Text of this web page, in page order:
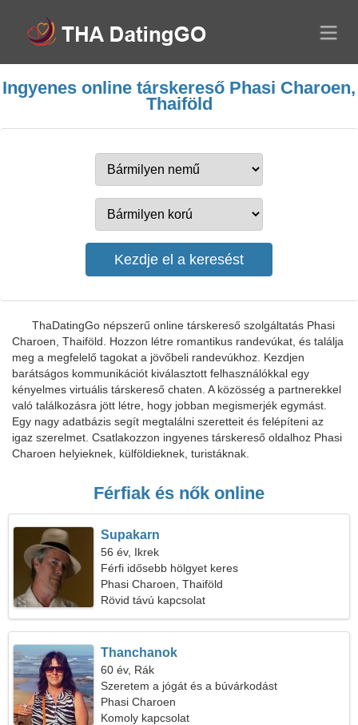
Ingyenes online társkereső Phasi Charoen,
Thaiföld
ThaDatingGo népszerű online társkereső szolgáltatás Phasi
Charoen, Thaiföld. Hozzon létre romantikus randevúkat, és találja
meg a megfelelő tagokat a jövőbeli randevúkhoz. Kezdjen
barátságos kommunikációt kiválasztott felhasználókkal egy
kényelmes virtuális társkereső chaten. A közösség a partnerekkel
való találkozásra jött létre, hogy jobban megismerjék egymást.
Egy nagy adatbázis segít megtalálni szeretteit és felépíteni az
igaz szerelmet. Csatlakozzon ingyenes társkereső oldalhoz Phasi
Charoen helyieknek, külföldieknek, turistáknak.
Férfiak és nők online
Supakarn
56 év, Ikrek
Férfi idősebb hölgyet keres
Phasi Charoen, Thaiföld
Rövid távú kapcsolat
Thanchanok
60 év, Rák
Szeretem a jógát és a búvárkodást
Phasi Charoen
Komoly kapcsolat